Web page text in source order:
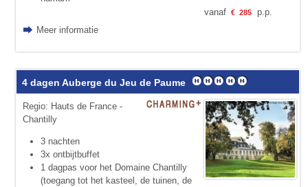
Meer informatie
vanaf € 285p.p.
4 dagen Auberge du Jeu de Paume
Regio: Hauts de France -
Chantilly
3 nachten
3x ontbijtbuffet
1 dagpas voor het Domaine Chantilly
(toegang tot het kasteel, de tuinen, de